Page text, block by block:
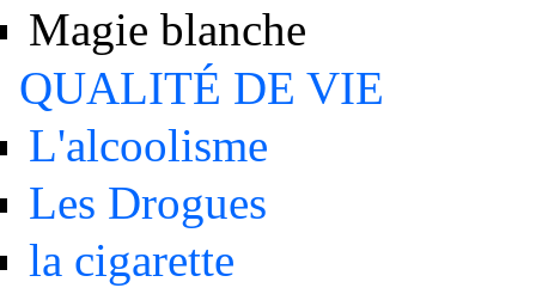
Magie blanche
QUALITÉ DE VIE
L'alcoolisme
Les Drogues
la cigarette